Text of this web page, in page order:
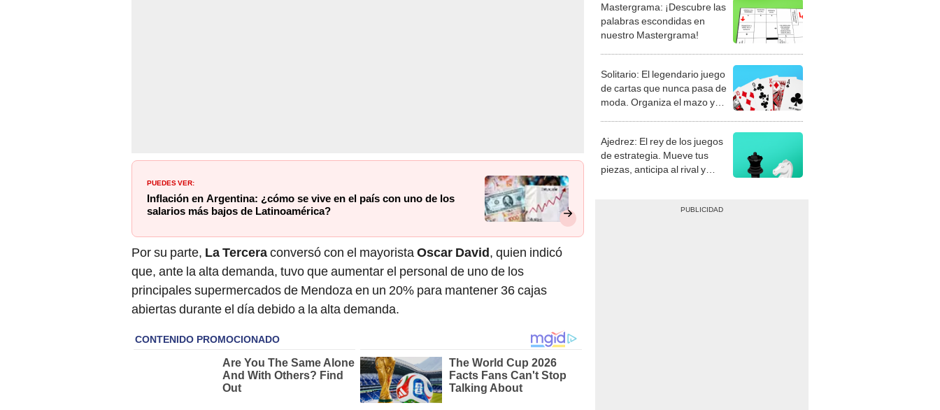
PUEDES VER:
Inflación en Argentina: ¿cómo se vive en el país con uno de los
salarios más bajos de Latinoamérica?
Por su parte, La Terceraconversó con el mayorista Oscar David, quien indicó
que, ante la alta demanda, tuvo que aumentar el personal de uno de los
principales supermercados de Mendoza en un 20% para mantener 36 cajas
abiertas durante el día debido a la alta demanda.
Mastergrama: ¡Descubre las
palabras escondidas en
nuestro Mastergrama!
Solitario: El legendario juego
de cartas que nunca pasa de
moda. Organiza el mazo y
Ajedrez: El rey de los juegos
de estrategia. Mueve tus
piezas, anticipa al rival y